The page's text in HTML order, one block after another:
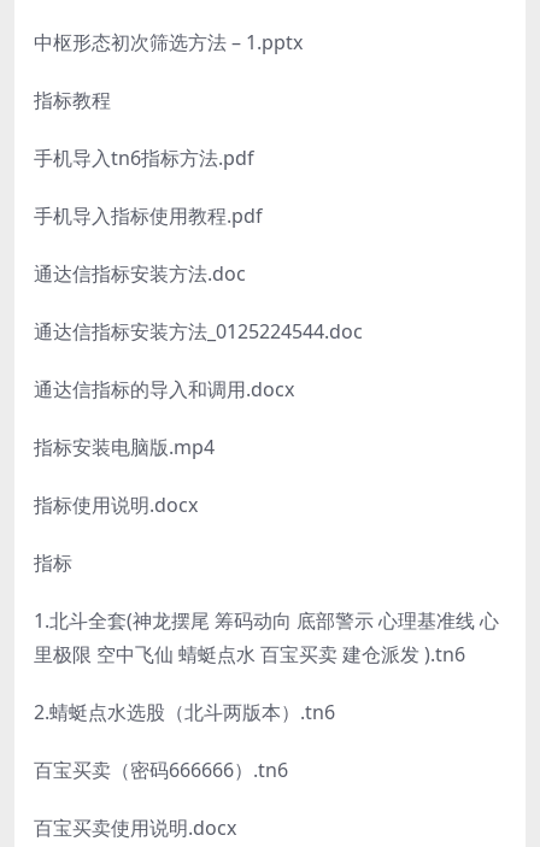
中枢形态初次筛选方法 – 1.pptx
指标教程
手机导入tn6指标方法.pdf
手机导入指标使用教程.pdf
通达信指标安装方法.doc
通达信指标安装方法_0125224544.doc
通达信指标的导入和调用.docx
指标安装电脑版.mp4
指标使用说明.docx
指标
1.北斗全套(神龙摆尾 筹码动向 底部警示 心理基准线 心
里极限 空中飞仙 蜻蜓点水 百宝买卖 建仓派发 ).tn6
2.蜻蜓点水选股（北斗两版本）.tn6
百宝买卖（密码666666）.tn6
百宝买卖使用说明.docx